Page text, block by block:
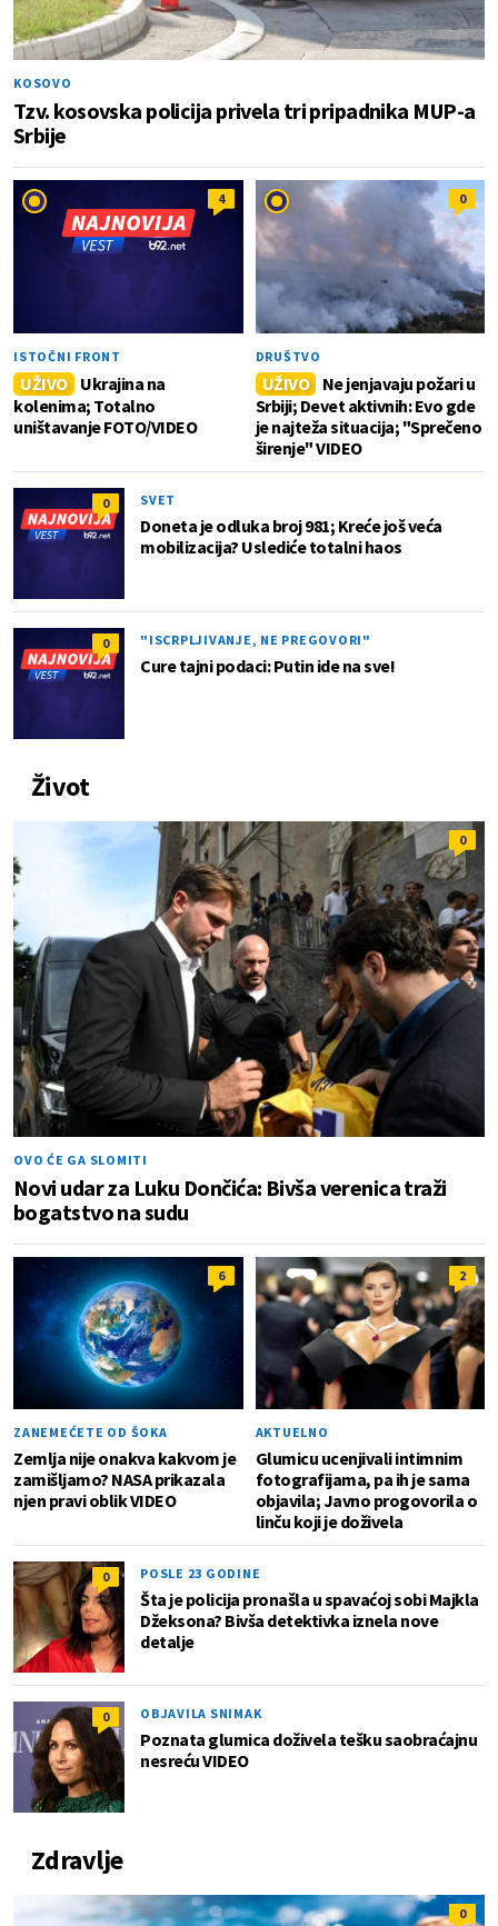
KOSOVO
Tzv. kosovska policija privela tri pripadnika MUP-a
Srbije
4
ISTOČNI FRONT
UŽIVO
Ukrajina na
kolenima; Totalno
uništavanje FOTO/VIDEO
0
DRUŠTVO
UŽIVO
Ne jenjavaju požari u
Srbiji; Devet aktivnih: Evo gde
je najteža situacija; "Sprečeno
širenje" VIDEO
0 SVET
Doneta je odluka broj 981; Kreće još veća
mobilizacija? Uslediće totalni haos
0 "ISCRPLJIVANJE, NE PREGOVORI"
Cure tajni podaci: Putin ide na sve!
Život
0
OVO ĆE GA SLOMITI
Novi udar za Luku Dončića: Bivša verenica traži
bogatstvo na sudu
6
ZANEMEĆETE OD ŠOKA
Zemlja nije onakva kakvom je
zamišljamo? NASA prikazala
njen pravi oblik VIDEO
2
AKTUELNO
Glumicu ucenjivali intimnim
fotografijama, pa ih je sama
objavila; Javno progovorila o
linču koji je doživela
0 POSLE 23 GODINE
Šta je policija pronašla u spavaćoj sobi Majkla
Džeksona? Bivša detektivka iznela nove
detalje
0 OBJAVILA SNIMAK
Poznata glumica doživela tešku saobraćajnu
nesreću VIDEO
Zdravlje
0